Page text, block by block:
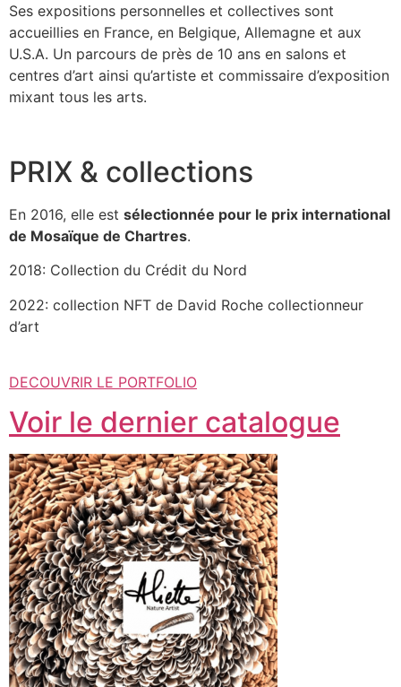
Ses expositions personnelles et collectives sont
accueillies en France, en Belgique, Allemagne et aux
U.S.A. Un parcours de près de 10 ans en salons et
centres d’art ainsi qu’artiste et commissaire d’exposition
mixant tous les arts.
PRIX & collections
En 2016, elle est sélectionnée pour le prix international
de Mosaïque de Chartres.
2018: Collection du Crédit du Nord
2022: collection NFT de David Roche collectionneur
d’art
DECOUVRIR LE PORTFOLIO
Voir le dernier catalogue